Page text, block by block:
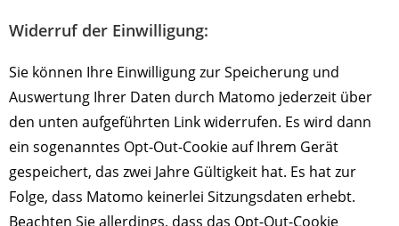
Widerruf der Einwilligung:
Sie können Ihre Einwilligung zur Speicherung und
Auswertung Ihrer Daten durch Matomo jederzeit über
den unten aufgeführten Link widerrufen. Es wird dann
ein sogenanntes Opt-Out-Cookie auf Ihrem Gerät
gespeichert, das zwei Jahre Gültigkeit hat. Es hat zur
Folge, dass Matomo keinerlei Sitzungsdaten erhebt.
Beachten Sie allerdings, dass das Opt-Out-Cookie